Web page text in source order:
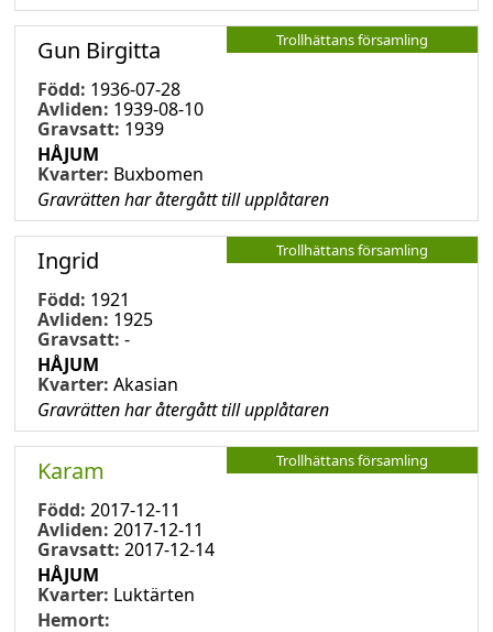
Trollhättans församling
Gun Birgitta
Född: 1936-07-28
Avliden: 1939-08-10
Gravsatt: 1939
HÅJUM
Kvarter: Buxbomen
Gravrätten har återgått till upplåtaren
Trollhättans församling
Ingrid
Född: 1921
Avliden: 1925
Gravsatt: -
HÅJUM
Kvarter: Akasian
Gravrätten har återgått till upplåtaren
Trollhättans församling
Karam
Född: 2017-12-11
Avliden: 2017-12-11
Gravsatt: 2017-12-14
HÅJUM
Kvarter: Luktärten
Hemort: